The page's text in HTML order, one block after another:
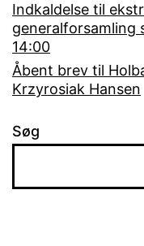
Indkaldelse til
generalforsamling
14:00
Åbent brev til
Krzyrosiak Hansen
Søg